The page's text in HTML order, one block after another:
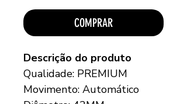
COMPRAR
Descrição do produto
Qualidade: PREMIUM
Movimento: Automático